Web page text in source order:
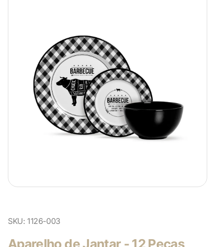
SKU: 1126-003
Aparelho de Jantar - 12 Peças